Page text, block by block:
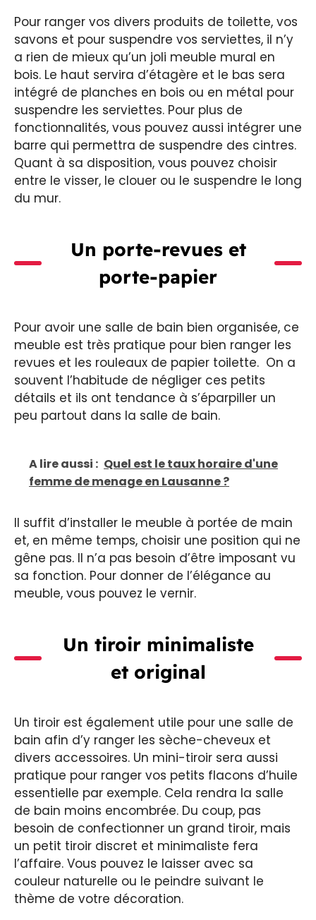
Pour ranger vos divers produits de toilette, vos
savons et pour suspendre vos serviettes, il n’y
a rien de mieux qu’un joli meuble mural en
bois. Le haut servira d’étagère et le bas sera
intégré de planches en bois ou en métal pour
suspendre les serviettes. Pour plus de
fonctionnalités, vous pouvez aussi intégrer une
barre qui permettra de suspendre des cintres.
Quant à sa disposition, vous pouvez choisir
entre le visser, le clouer ou le suspendre le long
du mur.
Un porte-revues et
porte-papier
Pour avoir une salle de bain bien organisée, ce
meuble est très pratique pour bien ranger les
revues et les rouleaux de papier toilette. On a
souvent l’habitude de négliger ces petits
détails et ils ont tendance à s’éparpiller un
peu partout dans la salle de bain.
A lire aussi : Quel est le taux horaire d'une
femme de menage en Lausanne ?
Il suffit d’installer le meuble à portée de main
et, en même temps, choisir une position qui ne
gêne pas. Il n’a pas besoin d’être imposant vu
sa fonction. Pour donner de l’élégance au
meuble, vous pouvez le vernir.
Un tiroir minimaliste
et original
Un tiroir est également utile pour une salle de
bain afin d’y ranger les sèche-cheveux et
divers accessoires. Un mini-tiroir sera aussi
pratique pour ranger vos petits flacons d’huile
essentielle par exemple. Cela rendra la salle
de bain moins encombrée. Du coup, pas
besoin de confectionner un grand tiroir, mais
un petit tiroir discret et minimaliste fera
l’affaire. Vous pouvez le laisser avec sa
couleur naturelle ou le peindre suivant le
thème de votre décoration.